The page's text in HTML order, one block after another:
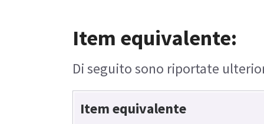
Item equivalente:
Di seguito sono riportate
Item equivalente